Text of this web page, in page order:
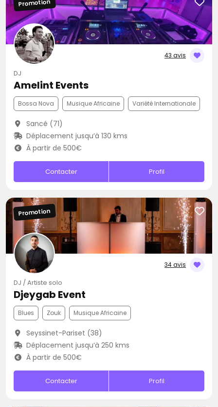
43 avis
Promotion
DJ
Amelint Events
Bossa Nova Musique Africaine Variété Internationale
Sancé (71)
Déplacement jusqu’à 130 kms
À partir de 500€
Contacter Profil
34 avis
Promotion
DJ / Artiste solo
Djeygab Event
Blues Zouk Musique Africaine
Seyssinet-Pariset (38)
Déplacement jusqu’à 250 kms
À partir de 500€
Contacter Profil